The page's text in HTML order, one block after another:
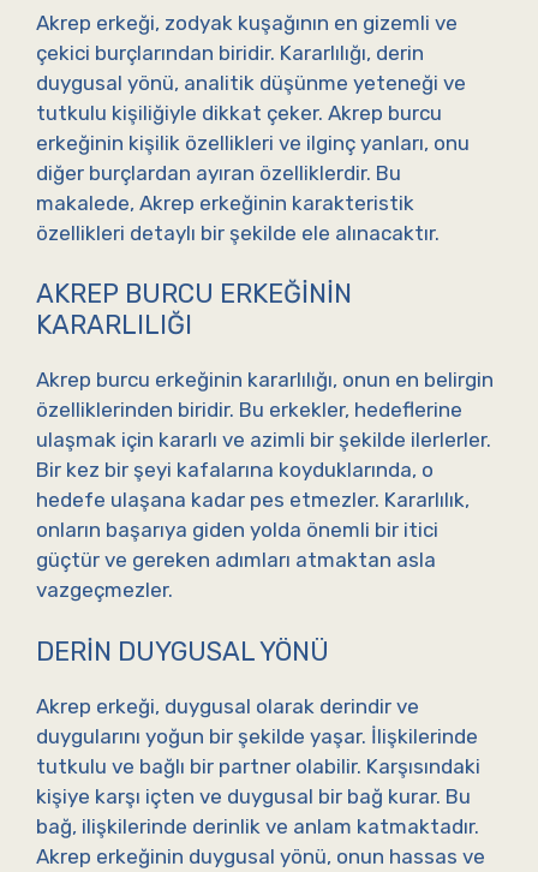
Akrep erkeği, zodyak kuşağının en gizemli ve
çekici burçlarından biridir. Kararlılığı, derin
duygusal yönü, analitik düşünme yeteneği ve
tutkulu kişiliğiyle dikkat çeker. Akrep burcu
erkeğinin kişilik özellikleri ve ilginç yanları, onu
diğer burçlardan ayıran özelliklerdir. Bu
makalede, Akrep erkeğinin karakteristik
özellikleri detaylı bir şekilde ele alınacaktır.
AKREP BURCU ERKEĞININ
KARARLILIĞI
Akrep burcu erkeğinin kararlılığı, onun en belirgin
özelliklerinden biridir. Bu erkekler, hedeflerine
ulaşmak için kararlı ve azimli bir şekilde ilerlerler.
Bir kez bir şeyi kafalarına koyduklarında, o
hedefe ulaşana kadar pes etmezler. Kararlılık,
onların başarıya giden yolda önemli bir itici
güçtür ve gereken adımları atmaktan asla
vazgeçmezler.
DERIN DUYGUSAL YÖNÜ
Akrep erkeği, duygusal olarak derindir ve
duygularını yoğun bir şekilde yaşar. İlişkilerinde
tutkulu ve bağlı bir partner olabilir. Karşısındaki
kişiye karşı içten ve duygusal bir bağ kurar. Bu
bağ, ilişkilerinde derinlik ve anlam katmaktadır.
Akrep erkeğinin duygusal yönü, onun hassas ve